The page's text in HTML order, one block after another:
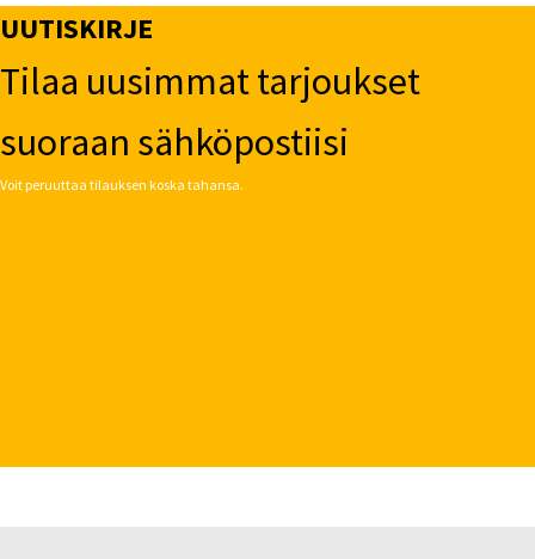
UUTISKIRJE
Tilaa uusimmat tarjoukset
suoraan sähköpostiisi
Voit peruuttaa tilauksen koska tahansa.